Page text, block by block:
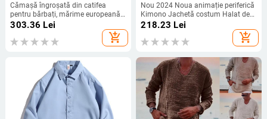
Cămașă îngroșată din catifea
pentru bărbați, mărime europeană,
transfrontalieră, mărime europeană,
în carouri, casual, îmbrăcăminte de
lucru, jachetă europeană și
303.36 Lei
add_shopping_cart
Nou 2024 Noua animație periferică
Kimono Jachetă costum Halat de
baie Pijamale pelerina a doua
218.23 Lei
add_shopping_cart